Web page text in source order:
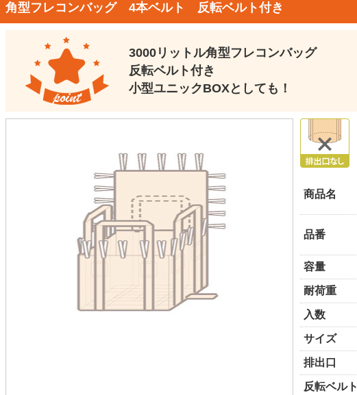
角型フレコンバッグ 4本ベルト 反転ベルト付き
3000リットル角型フレコンバッグ
反転ベルト付き
小型ユニックBOXとしても！
商品名
品番
容量
耐荷重
入数
サイズ
排出口
反転ベルト